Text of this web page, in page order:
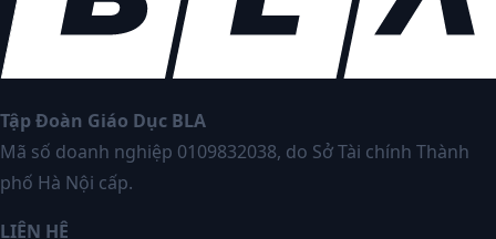
Tập Đoàn Giáo Dục BLA
Mã số doanh nghiệp 0109832038, do Sở Tài chính Thành
phố Hà Nội cấp.
LIÊN HỆ